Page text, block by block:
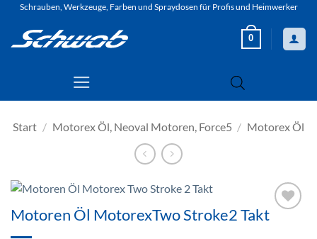
Zum
springen
Schrauben, Werkzeuge, Farben und Spraydosen für Profis und Heimwerker
0
Start / Motorex Öl, Neoval Motoren, Force5 / Motorex Öl
Zur
Motoren Öl MotorexTwo Stroke2 Takt